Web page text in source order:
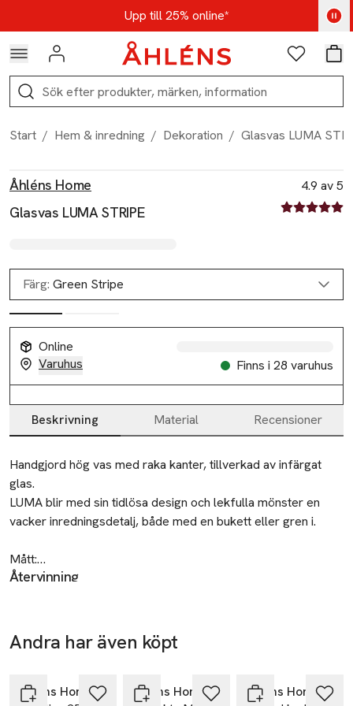
Hoppa till navigationsmenynUpp till 25% online*
Kod: AUG25 - Shoppa nu
Logga in Favoriter
Sök
Start / Hem & inredning / Dekoration / Glasvas LUMA
Åhléns Home
Glasvas LUMA STRIPE
4.9 av 5
4.9 av fem
Färg: Green Stripe
Online
Varuhus
Finns i 28 varuhus
Beskrivning Material Recensioner
Beskrivning
Handgjord hög vas med raka kanter, tillverkad av infärgat
glas.
LUMA blir med sin tidlösa design och lekfulla mönster en
vacker inredningsdetalj, både med en bukett eller gren i.
Mått:
Höjd: 23 cm
Återvinning
Åhléns AB
113 43 Stockholm
Andra har även köpt
Åhléns Home
Åhléns Home
Åhléns Home